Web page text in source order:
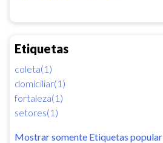
Etiquetas
coleta(1)
domiciliar(1)
fortaleza(1)
setores(1)
Mostrar somente Etiquetas popular